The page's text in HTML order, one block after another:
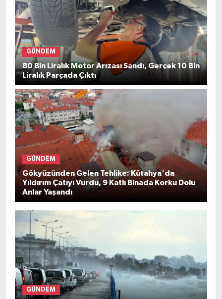
GÜNDEM
80 Bin Liralık Motor Arızası Sandı, Gerçek 10 Bin
Liralık Parçada Çıktı
GÜNDEM
Gökyüzünden Gelen Tehlike: Kütahya'da
Yıldırım Çatıyı Vurdu, 9 Katlı Binada Korku Dolu
Anlar Yaşandı
GÜNDEM